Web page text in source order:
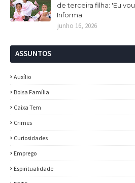
de terceira filha: 'Eu
Informa
junho 16, 2026
ASSUNTOS
Auxílio
Bolsa Família
Caixa Tem
Crimes
Curiosidades
Emprego
Espiritualidade